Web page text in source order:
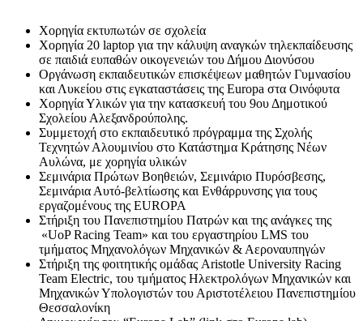
Χορηγία εκτυπωτών σε σχολεία
Χορηγία 20 laptop για την κάλυψη αναγκών τηλεκπαίδευσης
σε παιδιά ευπαθών οικογενειών του Δήμου Διονύσου
Οργάνωση εκπαιδευτικών επισκέψεων μαθητών Γυμνασίου
και Λυκείου στις εγκαταστάσεις της Europa στα Οινόφυτα
Χορηγία Υλικών για την κατασκευή του 9ου Δημοτικού
Σχολείου Αλεξανδρούπολης.
Συμμετοχή στο εκπαιδευτικό πρόγραμμα της Σχολής
Τεχνητών Αλουμινίου στο Κατάστημα Κράτησης Νέων
Αυλώνα, με χορηγία υλικών
Σεμινάρια Πρώτων Βοηθειών, Σεμινάριο Πυρόσβεσης,
Σεμινάρια Αυτό-βελτίωσης και Ενθάρρυνσης για τους
εργαζομένους της EUROPA
Στήριξη του Πανεπιστημίου Πατρών και της ανάγκες της
«UoP Racing Team» και του εργαστηρίου LMS του
τμήματος Μηχανολόγων Μηχανικών & Αεροναυπηγών
Στήριξη της φοιτητικής ομάδας Aristotle University Racing
Team Electric, του τμήματος Ηλεκτρολόγων Μηχανικών και
Μηχανικών Υπολογιστών του Αριστοτέλειου Πανεπιστημίου
Θεσσαλονίκη